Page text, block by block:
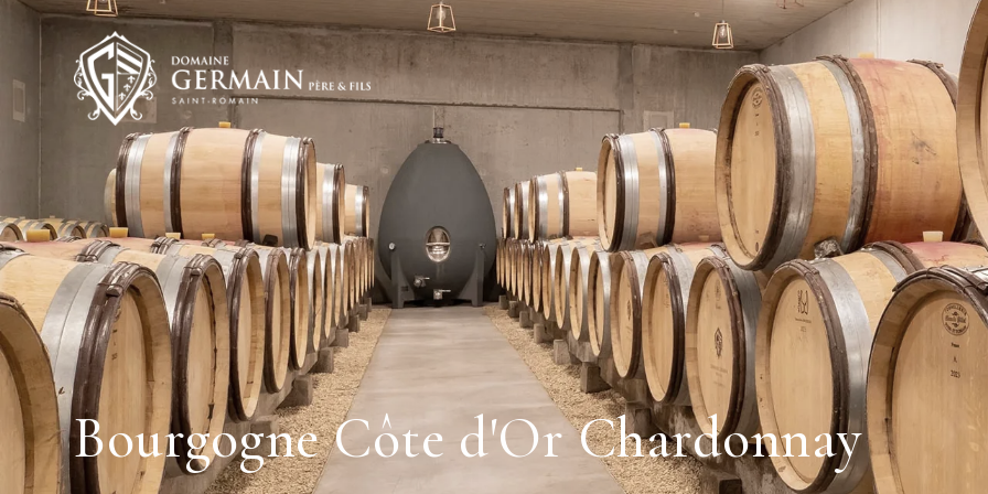
Bourgogne Côte d'Or Chardonnay
Panneau de gestion des cookies